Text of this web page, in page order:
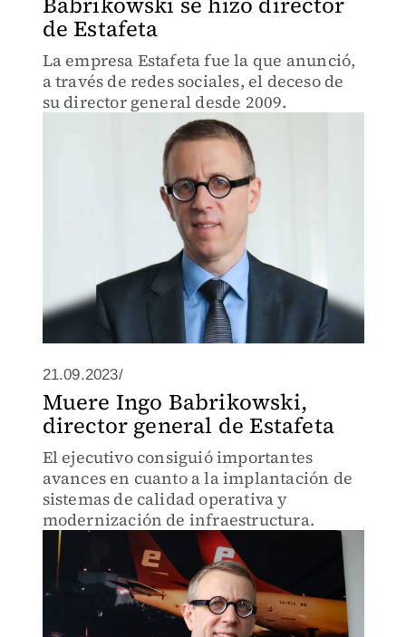
de Estafeta
La empresa Estafeta fue la que anunció,
a través de redes sociales, el deceso de
su director general desde 2009.
21.09.2023/
Muere Ingo Babrikowski,
director general de Estafeta
El ejecutivo consiguió importantes
avances en cuanto a la implantación de
sistemas de calidad operativa y
modernización de infraestructura.